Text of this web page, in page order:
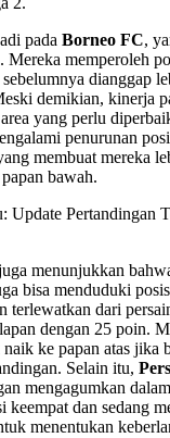
pada Borneo FC,
memperoleh
dianggap
demikian, kinerja
yang perlu
penurunan
membuat mereka
bawah.
menunjukkan
bisa menduduki
terlewatkan dari
dengan 25 poin.
ke papan atas jika
Selain itu,
mengagumkan
dan sedang
menentukan